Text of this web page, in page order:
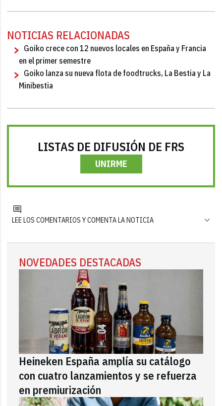
NOTICIAS RELACIONADAS
Goiko crece con 12 nuevos locales en España y Francia
en el primer semestre
Goiko lanza su nueva flota de foodtrucks, La Bestia y La
Minibestia
LISTAS DE DIFUSIÓN DE FRS
UNIRME
LEE LOS COMENTARIOS Y COMENTA LA NOTICIA
NOVEDADES DESTACADAS
Heineken España amplía su catálogo
con cuatro lanzamientos y se refuerza
en premiurización